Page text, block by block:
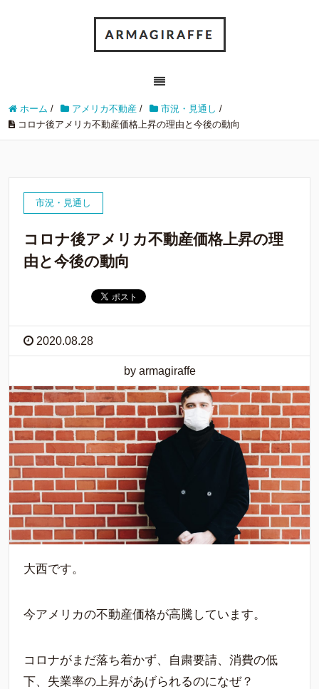
ホーム / アメリカ不動産 / 市況・見通し /
コロナ後アメリカ不動産価格上昇の理由と今後の動向
市況・見通し
コロナ後アメリカ不動産価格上昇の理
由と今後の動向
2020.08.28
by armagiraffe
大西です。
今アメリカの不動産価格が高騰しています。
コロナがまだ落ち着かず、自粛要請、消費の低
下、失業率の上昇があげられるのになぜ？